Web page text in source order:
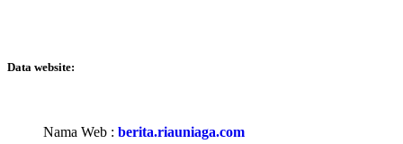
Data website:
Nama Web : berita.riauniaga.com